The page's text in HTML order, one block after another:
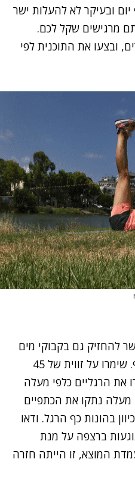
ובעיקר לא להעלות ישר
מרגישים שקל לכם.
ובצעו את התוכנית לפי
להחזיק גם בקבוקי מים
או קופסאות שימורים כתחליף. שימרו על זווית של 45
את הרגליים כלפי מעלה
מעלה נתקו את הכתפיים
בהונות כף הרגל. ודאו
ברצפה על מנת
המוצא, זו הייתה חזרה